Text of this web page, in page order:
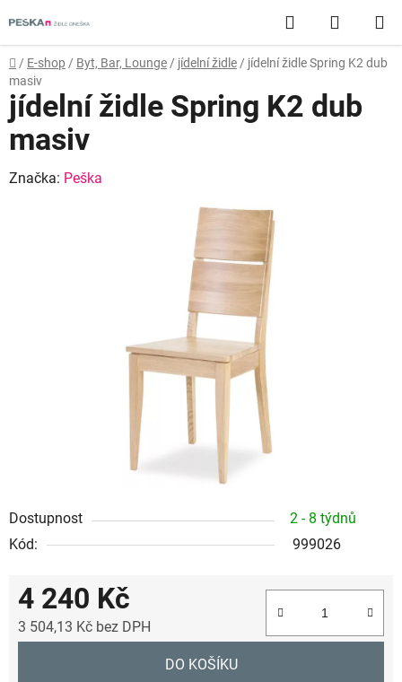
na
obsah
Hledat
KOŠÍK
Domů
/ E-shop / Byt, Bar, Lounge / jídelní židle / jídelní židle Spring K2 dub
masiv
Dostupnost
2 - 8 týdnů
Kód:
999026
4 240 Kč
3 504,13 Kč bez DPH
DO KOŠÍKU
jídelní židle Spring K2 dub
masiv
Značka: Peška